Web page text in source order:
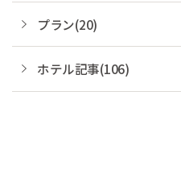
プラン(20)
ホテル記事(106)